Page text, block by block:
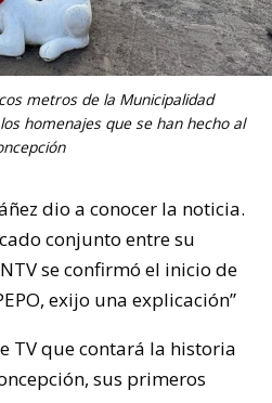
metros de la Municipalidad
homenajes que se han hecho al
dio a conocer la noticia.
conjunto entre su
se confirmó el inicio de
exijo una explicación”
TV que contará la historia
sus primeros